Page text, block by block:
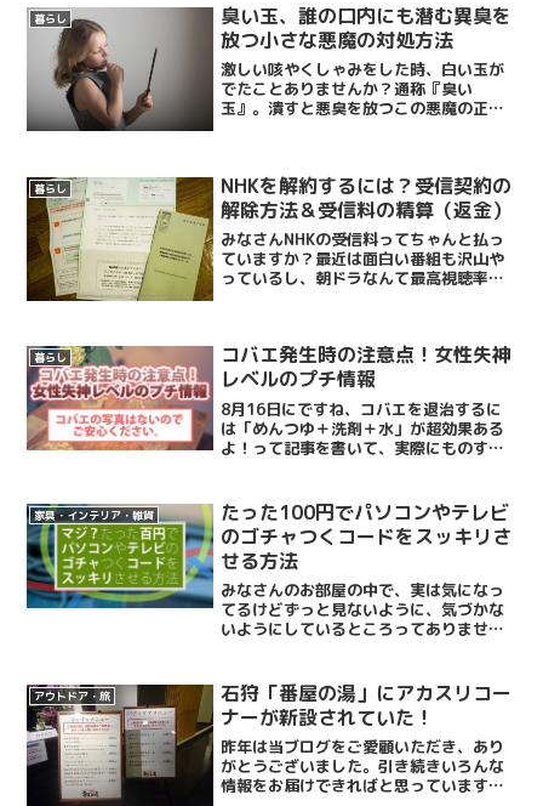
暮らし
臭い玉、誰の口内にも潜む異臭を
放つ小さな悪魔の対処方法
激しい咳やくしゃみをした時、白い玉が
でたことありませんか？通称『臭い
玉』。潰すと悪臭を放つこの悪魔の正体
Tonsillolith）と...
暮らし
NHKを解約するには？受信契約の
解除方法＆受信料の精算（返金）
みなさんNHKの受信料ってちゃんと払っ
ていますか？最近は面白い番組も沢山や
っているし、朝ドラなんて最高視聴率バ
形態にあると思うんで...
暮らし
コバエ発生時の注意点！女性失神
レベルのプチ情報
8月16日にですね、コバエを退治するに
は「めんつゆ＋洗剤＋水」が超効果ある
よ！って記事を書いて、実際にものすご
前回の生き残りが子を作り「忌々しい人
間め、親の恨みを晴らし...
家具・インテリア・雑貨
たった100円でパソコンやテレビ
のゴチャつくコードをスッキリさ
せる方法
みなさんのお部屋の中で、実は気になっ
てるけどずっと見ないように、気づかな
いようにしているところってありません
のコードって、なんであんなにごちゃご
ちゃしちゃうんでしょう。...
アウトドア・旅
石狩「番屋の湯」にアカスリコー
ナーが新設されていた！
昨年は当ブログをご愛顧いただき、あり
がとうございました。引き続きいろんな
情報をお届けできればと思っていますの